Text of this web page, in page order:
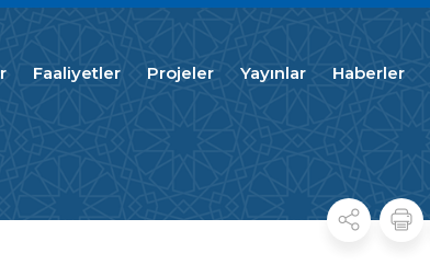
Faaliyetler Projeler Yayınlar Haberler